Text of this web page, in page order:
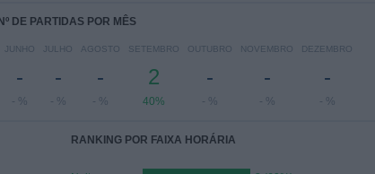
Nº DE PARTIDAS POR MÊS
JUNHO
-
- %
JULHO
-
- %
AGOSTO
-
- %
SETEMBRO
2
40%
OUTUBRO
-
- %
NOVEMBRO
-
- %
DEZEMBRO
-
- %
RANKING POR FAIXA HORÁRIA